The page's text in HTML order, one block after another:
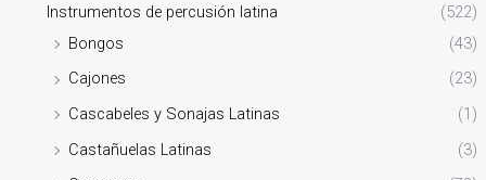
Instrumentos de percusión latina
(522)
Bongos
(43)
Cajones
(23)
Cascabeles y Sonajas Latinas
(1)
Castañuelas Latinas
(3)